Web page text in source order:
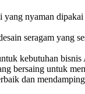
nyaman
seragam yang
kebutuhan
bersaing untuk
dan